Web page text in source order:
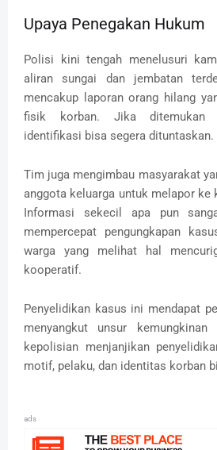
Upaya Penegakan Hukum
Polisi kini tengah menelusuri
aliran sungai dan jembatan
mencakup laporan orang hilang
fisik korban. Jika ditemukan
identifikasi bisa segera dituntaskan.
Tim juga mengimbau masyarakat
anggota keluarga untuk melapor
Informasi sekecil apa pun
mempercepat pengungkapan
warga yang melihat hal
kooperatif.
Penyelidikan kasus ini mendapat
menyangkut unsur
kepolisian menjanjikan
motif, pelaku, dan identitas korban
ads